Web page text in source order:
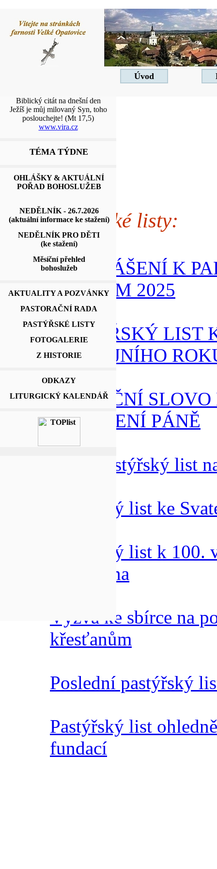
Úvod
Biblický citát na dnešní den
Ježíš je můj milovaný Syn, toho
poslouchejte! (Mt 17,5)
www.vira.cz
TÉMA TÝDNE
OHLÁŠKY & AKTUÁLNÍ
POŘAD BOHOSLUŽEB
NEDĚLNÍK - 26.7.2026
(aktuální informace ke stažení)
NEDĚLNÍK PRO DĚTI
(ke stažení)
Měsíční přehled
bohoslužeb
AKTUALITY A POZVÁNKY
PASTORAČNÍ RADA
PASTÝŘSKÉ LISTY
FOTOGALERIE
Z HISTORIE
ODKAZY
LITURGICKÝ KALENDÁŘ
Pastýřské listy:
PROHLÁŠENÍ K
VOLBÁM 2025
PASTÝŘSKÝ LIST
JUBILEJNÍHO
SVÁTEČNÍ
NAROZENÍ PÁNĚ
První pastýřský list
Pastýřský list ke
Pastýřský list k
C. Stojana
Výzva ke sbírce na
křesťanům
Poslední pastýřský
Pastýřský list
fundací